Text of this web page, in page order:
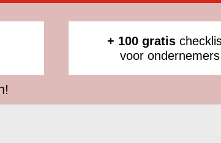
+ 100 gratis
voor ondernemers